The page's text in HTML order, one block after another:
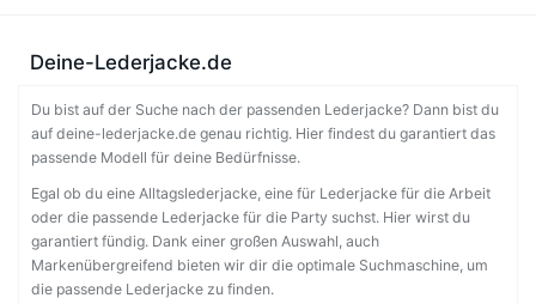
Deine-Lederjacke.de
Du bist auf der Suche nach der passenden Lederjacke? Dann bist du
auf deine-lederjacke.de genau richtig. Hier findest du garantiert das
passende Modell für deine Bedürfnisse.
Egal ob du eine Alltagslederjacke, eine für Lederjacke für die Arbeit
oder die passende Lederjacke für die Party suchst. Hier wirst du
garantiert fündig. Dank einer großen Auswahl, auch
Markenübergreifend bieten wir dir die optimale Suchmaschine, um
die passende Lederjacke zu finden.